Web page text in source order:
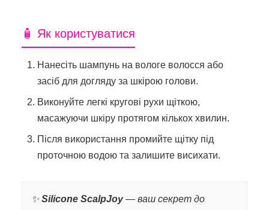
🧴 Як користуватися
Нанесіть шампунь на вологе волосся або
засіб для догляду за шкірою голови.
Виконуйте легкі кругові рухи щіткою,
масажуючи шкіру протягом кількох хвилин.
Після використання промийте щітку під
проточною водою та залишите висихати.
✨Silicone ScalpJoy— ваш секрет до